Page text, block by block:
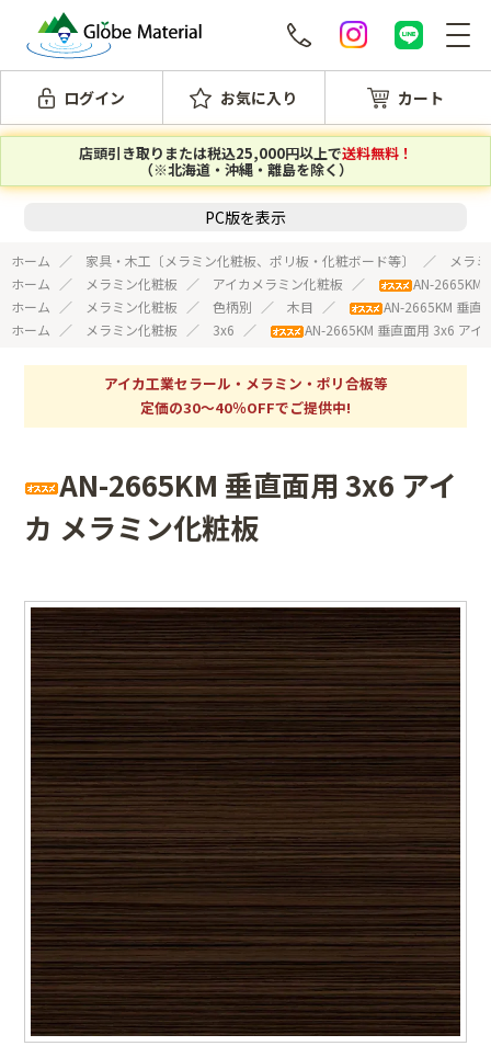
ログイン お気に入り カート
店頭引き取りまたは税込25,000円以上で送料無料！
（※北海道・沖縄・離島を除く）
PC版を表示
ホーム 家具・木工〔メラミン化粧板、ポリ板・化粧ボード等〕
メラ
ホーム
メラミン化粧板 アイカメラミン化粧板
AN-2665KM
ホーム
メラミン化粧板 色柄別 木目
AN-2665KM 垂直
ホーム
メラミン化粧板 3x6 AN-2665KM 垂直面用 3x6 アイ
アイカ工業セラール・メラミン・ポリ合板等
定価の30～40％OFFでご提供中!
AN-2665KM 垂直面用 3x6 アイ
カ メラミン化粧板